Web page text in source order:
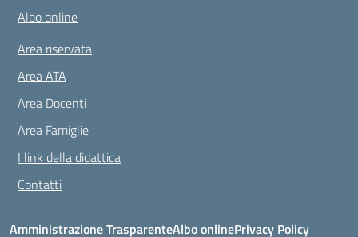
Albo online
Area riservata
Area ATA
Area Docenti
Area Famiglie
I link della didattica
Contatti
Amministrazione TrasparenteAlbo onlinePrivacy Policy